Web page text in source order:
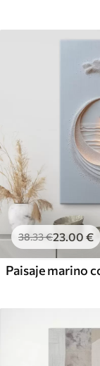
38.33€23.00 €